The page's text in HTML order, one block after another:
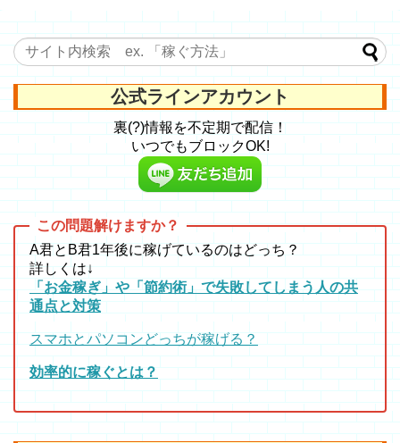
公式ラインアカウント
裏(?)情報を不定期で配信！
いつでもブロックOK!
A君とB君1年後に稼げているのはどっち？
詳しくは↓
「お金稼ぎ」や「節約術」で失敗してしまう人の共
通点と対策
スマホとパソコンどっちが稼げる？
効率的に稼ぐとは？